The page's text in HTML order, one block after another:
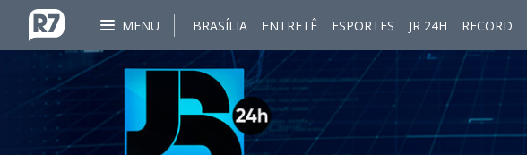
MENU BRASÍLIA ENTRETÊ ESPORTES JR 24H RECORD